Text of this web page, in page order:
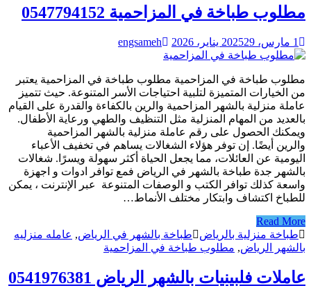
مطلوب طباخة في المزاحمية 0547794152
1 مارس، 2025 29 يناير، 2026 engsameh
مطلوب طباخة في المزاحمية مطلوب طباخة في المزاحمية يعتبر
من الخيارات المتميزة لتلبية احتياجات الأسر المتنوعة. حيث تتميز
عاملة منزلية بالشهر المزاحمية والرين بالكفاءة والقدرة على القيام
بالعديد من المهام المنزلية مثل التنظيف والطهي ورعاية الأطفال.
ويمكنك الحصول على رقم عاملة منزلية بالشهر المزاحمية
والرين أيضًا. إن توفر هؤلاء الشغالات يساهم في تخفيف الأعباء
اليومية عن العائلات، مما يجعل الحياة أكثر سهولة ويسرًا. شغالات
بالشهر جدة طباخة بالشهر في الرياض فمع توافر ادوات و اجهزة
واسعة كذلك توافر الكتب و الوصفات المتنوعة عبر الإنترنت ، يمكن
للطباخ اكتشاف وابتكار مختلف الأنماط…
Read More
طباخة منزلية بالرياض
طباخة بالشهر في الرياض, عامله منزليه
بالشهر الرياض, مطلوب طباخة في المزاحمية
عاملات فلبينيات بالشهر الرياض 0541976381